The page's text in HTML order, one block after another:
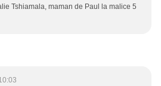
Tshiamala, maman de Paul la malice 5